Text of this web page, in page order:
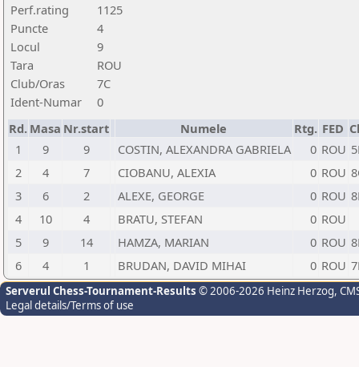
Perf.rating
1125
Puncte
4
Locul
9
Tara
ROU
Club/Oras
7C
Ident-Numar
0
Rd. Masa Nr.start Numele Rtg. FED
1
9 9 COSTIN, ALEXANDRA GABRIELA 0 ROU
2
4 7 CIOBANU, ALEXIA 0 ROU
3
6 2 ALEXE, GEORGE 0 ROU
4
10 4 BRATU, STEFAN 0 ROU
5
9 14 HAMZA, MARIAN 0 ROU
6
4 1 BRUDAN, DAVID MIHAI 0 ROU
Serverul Chess-Tournament-Results © 2006-2026 Heinz Herzog,
Legal details/Terms of use